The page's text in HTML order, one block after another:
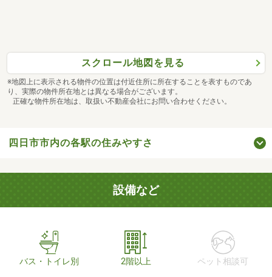
スクロール地図を見る
※地図上に表示される物件の位置は付近住所に所在することを表すものであ
り、実際の物件所在地とは異なる場合がございます。
正確な物件所在地は、取扱い不動産会社にお問い合わせください。
四日市市内の各駅の住みやすさ
設備など
バス・トイレ別 2階以上 ペット相談可